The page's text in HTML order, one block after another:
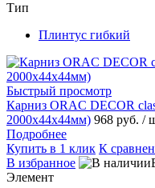
Тип
Плинтус гибкий
Быстрый просмотр
Карниз ORAC DECOR
2000х44х44мм) 968 руб. /
Подробнее
Купить в 1 клик К
В избранное
Элемент